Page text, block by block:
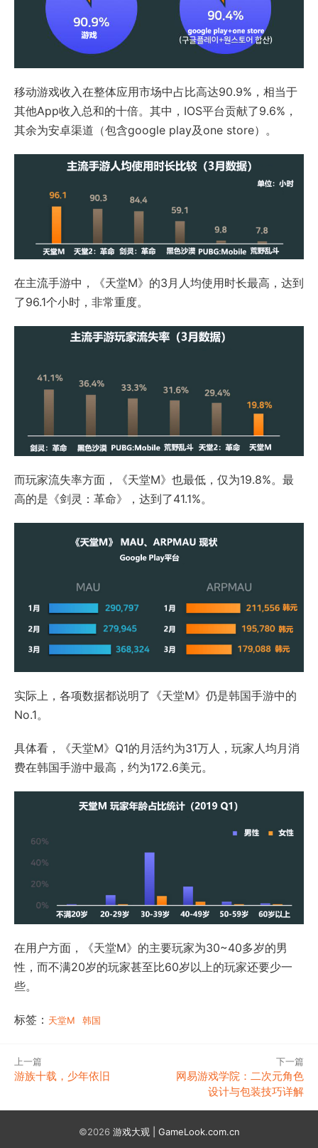
移动游戏收入在整体应用市场中占比高达90.9%，相当于
其他App收入总和的十倍。其中，IOS平台贡献了9.6%，
其余为安卓渠道（包含google play及one store）。
在主流手游中，《天堂M》的3月人均使用时长最高，达到
了96.1个小时，非常重度。
而玩家流失率方面，《天堂M》也最低，仅为19.8%。最
高的是《剑灵：革命》，达到了41.1%。
实际上，各项数据都说明了《天堂M》仍是韩国手游中的
No.1。
具体看，《天堂M》Q1的月活约为31万人，玩家人均月消
费在韩国手游中最高，约为172.6美元。
在用户方面，《天堂M》的主要玩家为30~40多岁的男
性，而不满20岁的玩家甚至比60岁以上的玩家还要少一
些。
标签： 天堂M 韩国
上一篇
游族十载，少年依旧
下一篇
网易游戏学院：二次元角色
设计与包装技巧详解
©2026 游戏大观 | GameLook.com.cn